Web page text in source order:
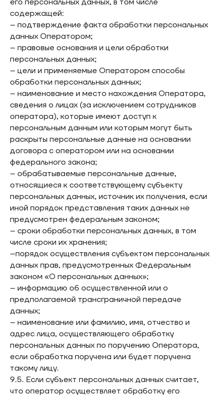
его персональных данных, в том числе
содержащей:
– подтверждение факта обработки персональных
данных Оператором;
– правовые основания и цели обработки
персональных данных;
– цели и применяемые Оператором способы
обработки персональных данных;
– наименование и место нахождения Оператора,
сведения о лицах (за исключением сотрудников
оператора), которые имеют доступ к
персональным данным или которым могут быть
раскрыты персональные данные на основании
договора с оператором или на основании
федерального закона;
– обрабатываемые персональные данные,
относящиеся к соответствующему субъекту
персональных данных, источник их получения, если
иной порядок представления таких данных не
предусмотрен федеральным законом;
– сроки обработки персональных данных, в том
числе сроки их хранения;
–порядок осуществления субъектом персональных
данных прав, предусмотренных Федеральным
законом «О персональных данных»;
– информацию об осуществленной или о
предполагаемой трансграничной передаче
данных;
– наименование или фамилию, имя, отчество и
адрес лица, осуществляющего обработку
персональных данных по поручению Оператора,
если обработка поручена или будет поручена
такому лицу.
9.5. Если субъект персональных данных считает,
что оператор осуществляет обработку его